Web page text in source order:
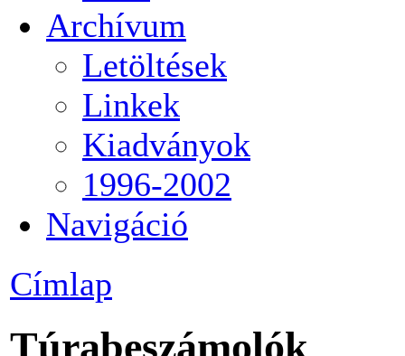
Archívum
Letöltések
Linkek
Kiadványok
1996-2002
Navigáció
Címlap